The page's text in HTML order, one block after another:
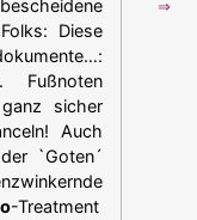
Diese
Fußnoten
sicher
Auch
`Goten´
-Treatment
⇒